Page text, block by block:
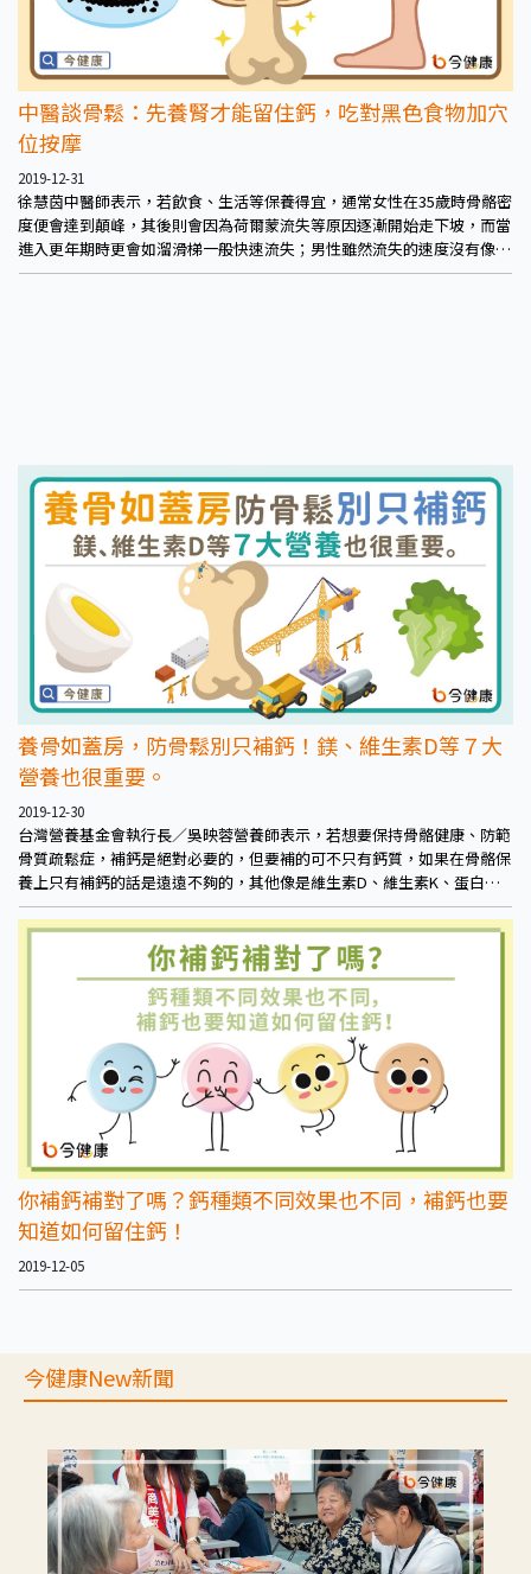
中醫談骨鬆：先養腎才能留住鈣，吃對黑色食物加穴
位按摩
2019-12-31
徐慧茵中醫師表示，若飲食、生活等保養得宜，通常女性在35歲時骨骼密
度便會達到顛峰，其後則會因為荷爾蒙流失等原因逐漸開始走下坡，而當
進入更年期時更會如溜滑梯一般快速流失；男性雖然流失的速度沒有像女
性這麼快，但也會有明顯下滑的趨勢。
養骨如蓋房，防骨鬆別只補鈣！鎂、維生素D等７大
營養也很重要。
2019-12-30
台灣營養基金會執行長／吳映蓉營養師表示，若想要保持骨骼健康、防範
骨質疏鬆症，補鈣是絕對必要的，但要補的可不只有鈣質，如果在骨骼保
養上只有補鈣的話是遠遠不夠的，其他像是維生素D、維生素K、蛋白
質、鎂等各種植化素的營養也相當重要。
你補鈣補對了嗎？鈣種類不同效果也不同，補鈣也要
知道如何留住鈣！
2019-12-05
今健康New新聞